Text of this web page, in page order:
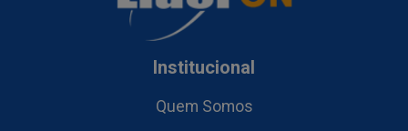
Institucional
Quem Somos